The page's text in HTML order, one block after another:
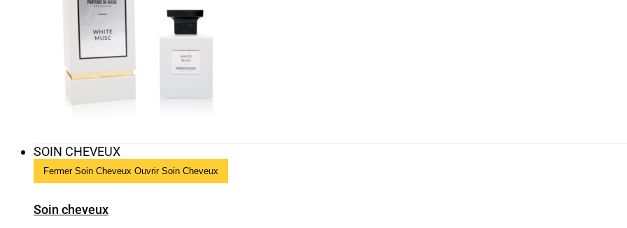
SOIN CHEVEUX
Fermer Soin Cheveux Ouvrir Soin Cheveux
Soin cheveux